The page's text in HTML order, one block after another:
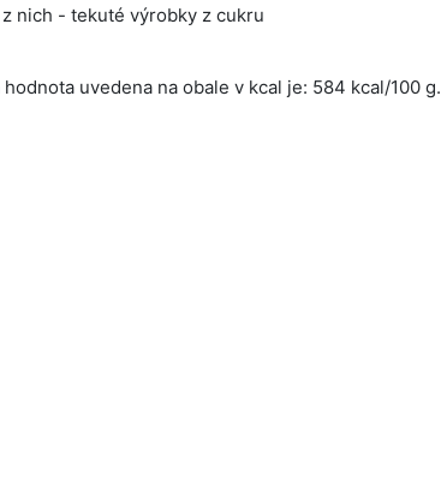
nich - tekuté výrobky z cukru
uvedena na obale v kcal je: 584 kcal/100 g.